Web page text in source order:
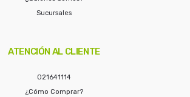
Sucursales
ATENCIÓN AL CLIENTE
021641114
¿Cómo Comprar?